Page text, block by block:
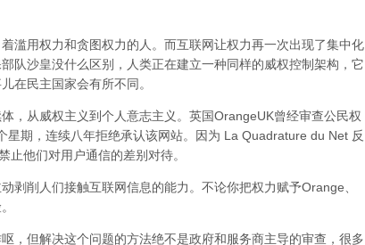
滥用权力和贪图权力的人。而互联网让权力再一次出现了集中化
队沙皇没什么区别，人类正在建立一种同样的威权控制架构，它
在民主国家会有所不同。
，从威权主义到个人意志主义。英国OrangeUK曾经审查公民权
星期，连续八年拒绝承认该网站。因为 La Quadrature du Net 反
止他们对用户通信的差别对待。
剥削人们接触互联网信息的能力。不论你把权力赋予Orange、
，但解决这个问题的方法绝不是政府和服务商主导的审查，很多